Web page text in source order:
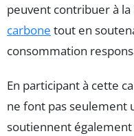
peuvent contribuer à
carbone tout en
consommation
En participant à cette
ne font pas seulement
soutiennent